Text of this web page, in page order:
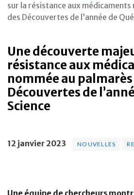
sur la résistance aux médicaments
des Découvertes de l’année de
Une découverte
résistance aux
nommée au palmarès
Découvertes de
Science
12 janvier 2023 NOUVELLES
Une équipe de chercheurs